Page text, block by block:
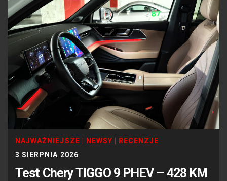
NAJWAŻNIEJSZE NEWSY
RECENZJE
3 SIERPNIA 2026
Test Chery TIGGO 9 PHEV – 428 KM